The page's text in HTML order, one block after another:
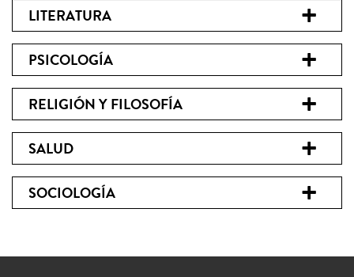
LITERATURA
PSICOLOGÍA
RELIGIÓN Y FILOSOFÍA
SALUD
SOCIOLOGÍA